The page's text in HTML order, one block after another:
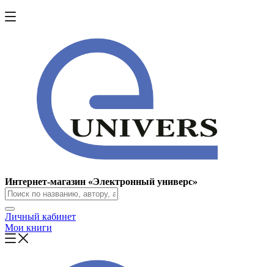
Интернет-магазин «Электронный универс»
Личный кабинет
Мои книги